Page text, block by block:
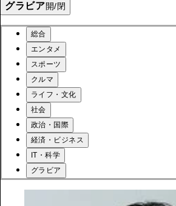
グラビア開/閉
総合
エンタメ
スポーツ
クルマ
ライフ・文化
社会
政治・国際
経済・ビジネス
IT・科学
グラビア